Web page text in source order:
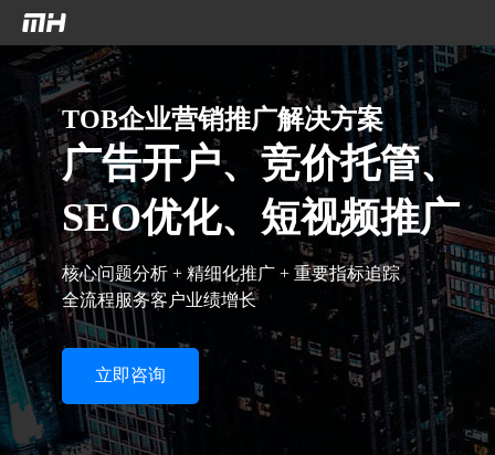
TOB企业营销推广解决方案
广告开户、竞价托管、
SEO优化、短视频推广
核心问题分析 + 精细化推广 + 重要指标追踪
全流程服务客户业绩增长
立即咨询